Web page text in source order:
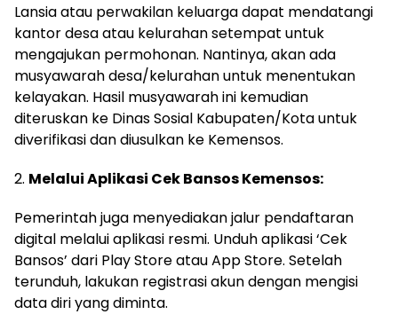
Lansia atau perwakilan keluarga dapat mendatangi
kantor desa atau kelurahan setempat untuk
mengajukan permohonan. Nantinya, akan ada
musyawarah desa/kelurahan untuk menentukan
kelayakan. Hasil musyawarah ini kemudian
diteruskan ke Dinas Sosial Kabupaten/Kota untuk
diverifikasi dan diusulkan ke Kemensos.
2. Melalui Aplikasi Cek Bansos Kemensos:
Pemerintah juga menyediakan jalur pendaftaran
digital melalui aplikasi resmi. Unduh aplikasi ‘Cek
Bansos’ dari Play Store atau App Store. Setelah
terunduh, lakukan registrasi akun dengan mengisi
data diri yang diminta.